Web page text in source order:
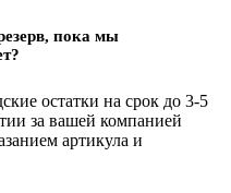
пока мы
остатки на срок до 3-5
за вашей компанией
артикула и